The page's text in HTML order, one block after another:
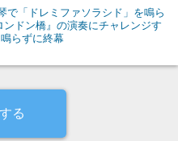
で「ドレミファソラシド」を鳴ら
ンドン橋』の演奏にチャレンジす
らずに終幕
る